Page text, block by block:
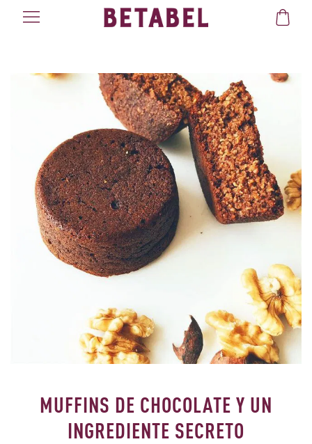
MUFFINS DE CHOCOLATE Y UN
INGREDIENTE SECRETO